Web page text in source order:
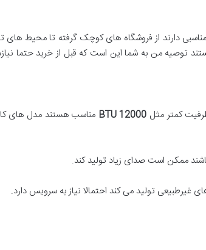
دارند از فروشگاه های کوچک گرفته تا محیط های
توصیه من به شما این است که قبل از خرید حتما
کمتر مثل 12000 BTU
مناسب هستند مدل های
ممکن است صدای زیاد تولید کند.
تولید می کند احتمالا نیاز به سرویس دارد.